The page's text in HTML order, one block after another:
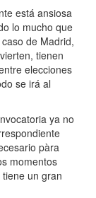
está ansiosa
lo mucho que
de Madrid,
tienen
elecciones
se irá al
ya no
pàra
momentos
un gran